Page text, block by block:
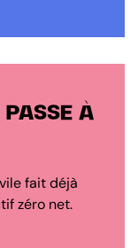
PASSE À
fait déjà
zéro net.